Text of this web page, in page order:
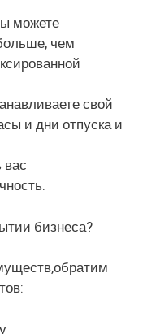
можете
чем
свой
и дни отпуска и
вас
бизнеса?